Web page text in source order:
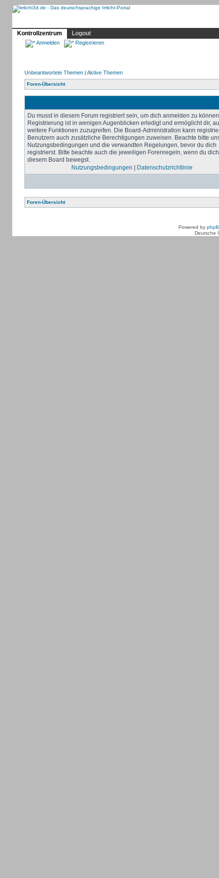
Kontrollzentrum
Logout
Anmelden Registrieren
Unbeantwortete Themen| Aktive Themen
Foren-Übersicht
Du musst in diesem Forum registriert sein, um dich anmelden zu
Registrierung ist in wenigen Augenblicken erledigt und ermöglicht dir,
weitere Funktionen zuzugreifen. Die Board-Administration kann
Benutzern auch zusätzliche Berechtigungen zuweisen. Beachte bitte
Nutzungsbedingungen und die verwandten Regelungen, bevor du dich
registrierst. Bitte beachte auch die jeweiligen Forenregeln, wenn du
diesem Board bewegst.
Nutzungsbedingungen
Datenschutzrichtlinie
Foren-Übersicht
Powered by
Deutsche